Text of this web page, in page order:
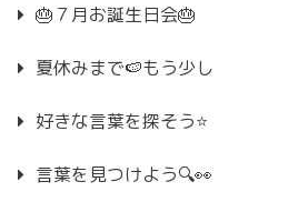
🎂７月お誕生日会🎂
夏休みまで🍉もう少し
好きな言葉を探そう⭐
言葉を見つけよう🔍👀